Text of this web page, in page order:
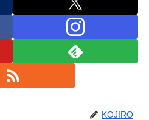
KOJIRO